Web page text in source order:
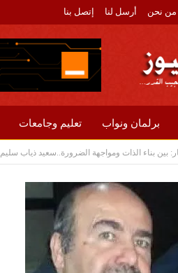
من نحن أرسل لنا إتصل بنا
برلمان ونواب تعليم وجامعات
بين بناء الذات ومواجهة الضرورة..سعيد ذياب سليم